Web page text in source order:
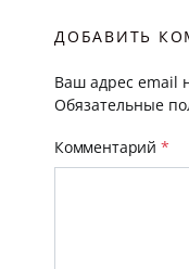
ДОБАВИТЬ
Ваш адрес email
Обязательные
Комментарий *